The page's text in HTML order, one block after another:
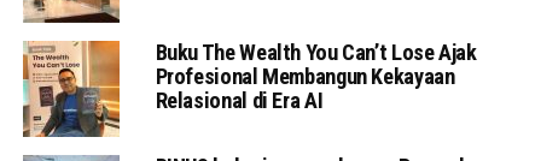
Buku The Wealth You Can’t Lose Ajak
Profesional Membangun Kekayaan
Relasional di Era AI